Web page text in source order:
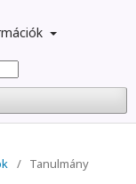
/ Tanulmány